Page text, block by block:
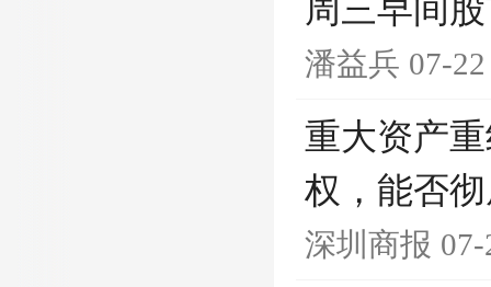
周三早间
潘益兵 07-
重大资产
权，能否
深圳商报